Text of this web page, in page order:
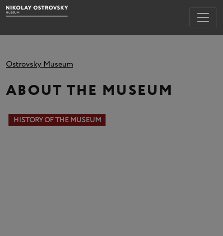
Ostrovsky Museum
ABOUT THE MUSEUM
HISTORY OF THE MUSEUM